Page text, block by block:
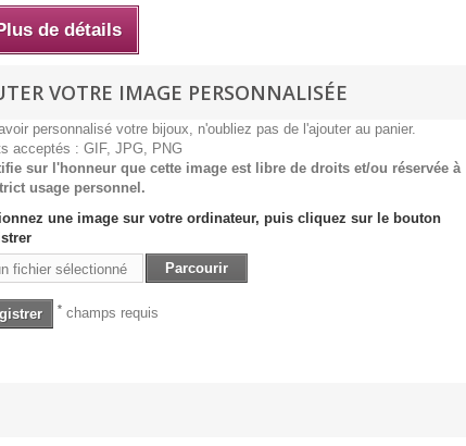
de détails
VOTRE IMAGE PERSONNALISÉE
personnalisé votre bijoux, n'oubliez pas de l'ajouter au panier.
acceptés : GIF, JPG, PNG
sur l'honneur que cette image est libre de droits et/ou réservée à
usage personnel.
une image sur votre ordinateur, puis cliquez sur le bouton
fichier sélectionné
Parcourir
*champs requis